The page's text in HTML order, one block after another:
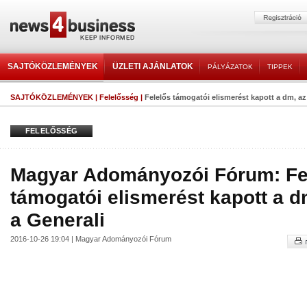
SAJTÓKÖZLEMÉNYEK ÜZLETI AJÁNLATOK PÁLYÁZATOK TIPPEK
SAJTÓKÖZLEMÉNYEK | Felelősség | Felelős támogatói elismerést kapott a dm, az
FELELŐSSÉG
Magyar Adományozói Fórum:
támogatói elismerést kapott a
a Generali
2016-10-26 19:04 | Magyar Adományozói Fórum